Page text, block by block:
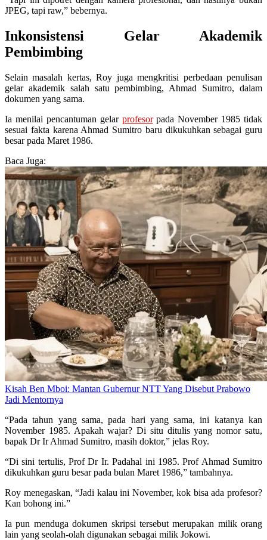
JPEG, tapi raw,” bebernya.
Inkonsistensi Gelar Akademik
Pembimbing
Selain masalah kertas, Roy juga mengkritisi perbedaan penulisan
gelar akademik salah satu pembimbing, Ahmad Sumitro, dalam
dokumen yang sama.
Ia menilai pencantuman gelar profesorpada November 1985 tidak
sesuai fakta karena Ahmad Sumitro baru dikukuhkan sebagai guru
besar pada Maret 1986.
Baca Juga:
Kisah Ben Mboi: Mantan Gubernur NTT Yang Disebut Prabowo
Jadi Mentornya
“Pada tahun yang sama, pada hari yang sama, ini katanya kan
November 1985. Apakah wajar? Di situ ditulis yang nomor satu,
bapak Dr Ir Ahmad Sumitro, masih doktor,” jelas Roy.
“Di sini tertulis, Prof Dr Ir. Padahal ini 1985. Prof Ahmad Sumitro
dikukuhkan guru besar pada bulan Maret 1986,” tambahnya.
Roy menegaskan, “Jadi kalau ini November, kok bisa ada profesor?
Kan bohong ini.”
Ia pun menduga dokumen skripsi tersebut merupakan milik orang
lain yang seolah-olah digunakan sebagai milik Jokowi.